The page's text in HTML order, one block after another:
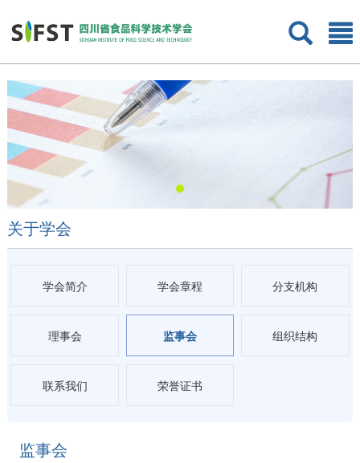
关于学会
学会简介 学会章程 分支机构
理事会 监事会 组织结构
联系我们 荣誉证书
监事会